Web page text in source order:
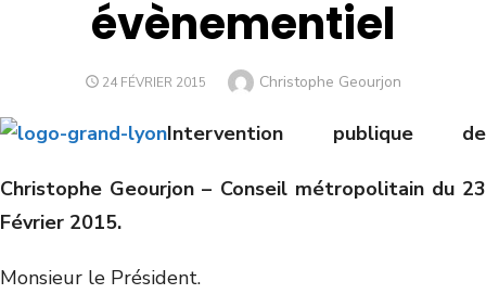
évènementiel
24 FÉVRIER 2015 Christophe Geourjon
Intervention publique de
Christophe Geourjon – Conseil métropolitain du 23
Février 2015.
Monsieur le Président.